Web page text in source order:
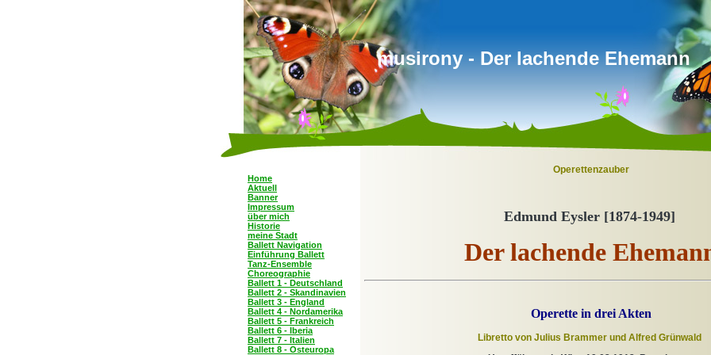
musirony - Der lachende Ehemann
Home
Aktuell
Banner
Impressum
über mich
Historie
meine Stadt
Ballett Navigation
Einführung Ballett
Tanz-Ensemble
Choreographie
Ballett 1 - Deutschland
Ballett 2 - Skandinavien
Ballett 3 - England
Ballett 4 - Nordamerika
Ballett 5 - Frankreich
Ballett 6 - Iberia
Ballett 7 - Italien
Ballett 8 - Osteuropa
Operettenzauber
Edmund Eysler [1874-1949]
Der lachende
Operette in drei Akten
Libretto von Julius Brammer und Alfred Grünwald